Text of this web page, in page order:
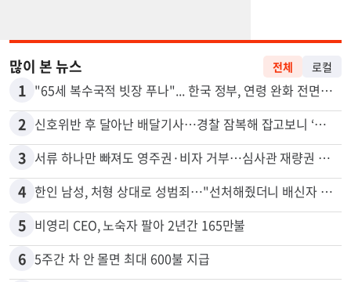
1 "65세 복수국적 빗장 푸나"... 한국 정부, 연령 완화 전면 추진
2 신호위반 후 달아난 배달기사…경찰 잠복해 잡고보니 ‘반전’
3 서류 하나만 빠져도 영주권·비자 거부…심사관 재량권 대폭 확대
4
5 비영리 CEO, 노숙자 팔아 2년간 165만불